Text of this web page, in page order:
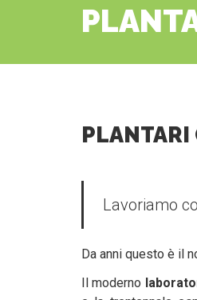
PLANTARI
Lavoriamo
Da anni questo è il
Il moderno